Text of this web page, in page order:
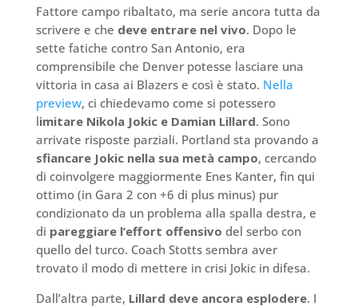
Fattore campo ribaltato, ma serie ancora tutta da
scrivere e che deve entrare nel vivo. Dopo le
sette fatiche contro San Antonio, era
comprensibile che Denver potesse lasciare una
vittoria in casa ai Blazers e così è stato. Nella
preview, ci chiedevamo come si potessero
limitare Nikola Jokic e Damian Lillard. Sono
arrivate risposte parziali. Portland sta provando a
sfiancare Jokic nella sua metà campo, cercando
di coinvolgere maggiormente Enes Kanter, fin qui
ottimo (in Gara 2 con +6 di plus minus) pur
condizionato da un problema alla spalla destra, e
di pareggiare l’effort offensivo del serbo con
quello del turco. Coach Stotts sembra aver
trovato il modo di mettere in crisi Jokic in difesa.
Dall’altra parte, Lillard deve ancora esplodere. I